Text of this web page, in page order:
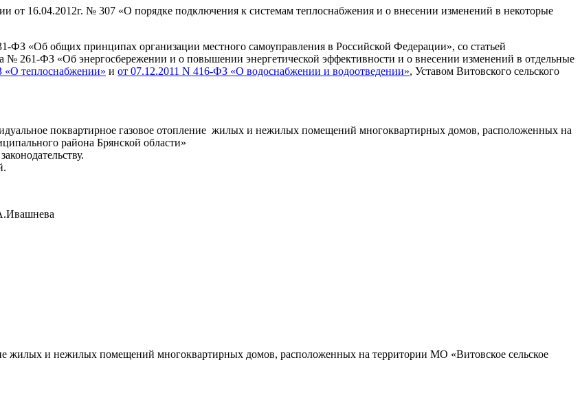
от 16.04.2012г. № 307 «О порядке подключения к системам теплоснабжения и о внесении изменений в некоторые
ФЗ «Об общих принципах организации местного самоуправления в Российской Федерации», со статьей
№ 261-ФЗ «Об энергосбережении и о повышении энергетической эффективности и о внесении изменений в отдельные
«О теплоснабжении» и от 07.12.2011 N 416-ФЗ «О водоснабжении и водоотведении», Уставом Витовского сельского
поквартирное газовое отопление жилых и нежилых помещений многоквартирных домов, расположенных на
района Брянской области»
жилых и нежилых помещений многоквартирных домов, расположенных на территории МО «Витовское сельское